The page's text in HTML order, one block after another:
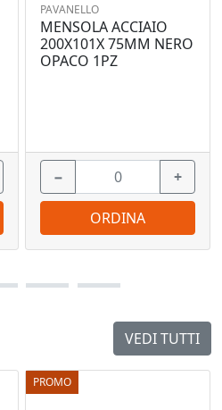
VEDI TUTTI
PROMO
PAVANELLO
MENSOLA ACCIAIO
200X101X 75MM NERO
OPACO 1PZ
− +
ORDINA